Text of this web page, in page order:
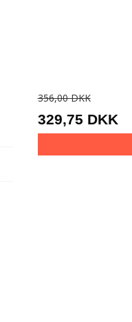
356,00 DKK
329,75 DKK